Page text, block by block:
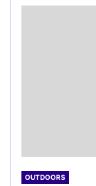
OUTDOORS